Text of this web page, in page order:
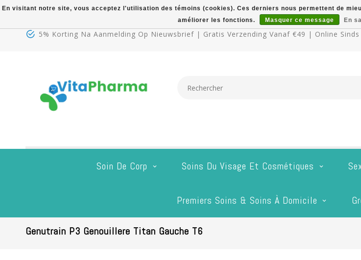
5% Korting Na Aanmelding Op Nieuwsbrief | Gratis Verzending Vanaf €49 | Online Sinds
Soin De Corp Soins Du Visage Et Cosmétiques
Premiers Soins & Soins À Domicile
Genutrain P3 Genouillere Titan Gauche T6
En visitant notre site, vous acceptez l'utilisation des témoins (cookies). Ces derniers nous permettent de
améliorer les fonctions.
Masquer ce message En